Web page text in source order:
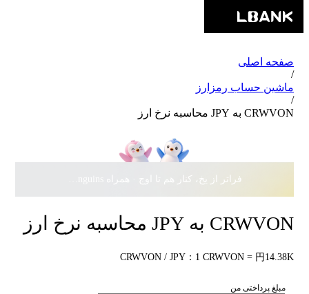
صفحه اصلی
/
ماشین حساب رمزارز
/
CRWVON به JPY محاسبه نرخ ارز
CRWVON به JPY محاسبه نرخ ارز
CRWVON / JPY：1 CRWVON = 円14.38K
مبلغ پرداختی من